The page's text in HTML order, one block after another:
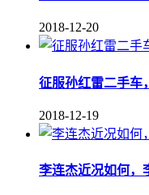
2018-12-20
征服孙红雷二手车
2018-12-19
李连杰近况如何，